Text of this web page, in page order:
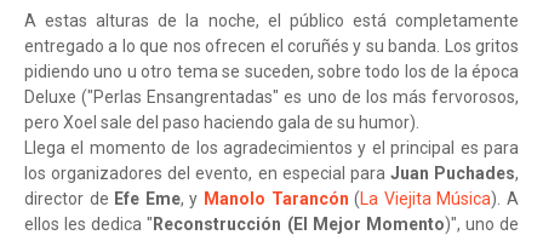
A estas alturas de la noche, el público está completamente
entregado a lo que nos ofrecen el coruñés y su banda. Los gritos
pidiendo uno u otro tema se suceden, sobre todo los de la época
Deluxe ("Perlas Ensangrentadas" es uno de los más fervorosos,
pero Xoel sale del paso haciendo gala de su humor).
Llega el momento de los agradecimientos y el principal es para
los organizadores del evento, en especial para Juan Puchades,
director de Efe Eme, y Manolo Tarancón (La Viejita Música). A
ellos les dedica " Reconstrucción (El Mejor Momento)", uno de